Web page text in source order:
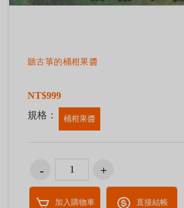
聽古箏的桶柑果醬
NT$999
規格：
桶柑果醬
加入購物車 直接結帳